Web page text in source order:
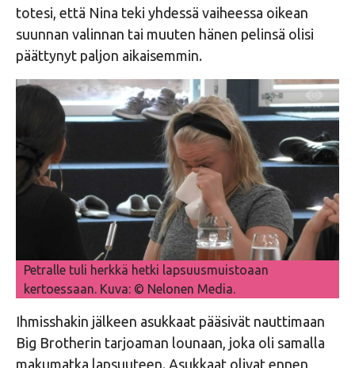
totesi, että Nina teki yhdessä vaiheessa oikean
suunnan valinnan tai muuten hänen pelinsä olisi
päättynyt paljon aikaisemmin.
Petralle tuli herkkä hetki lapsuusmuistoaan
kertoessaan. Kuva: © Nelonen Media.
Ihmisshakin jälkeen asukkaat pääsivät nauttimaan
Big Brotherin tarjoaman lounaan, joka oli samalla
makumatka lapsuuteen. Asukkaat olivat ennen